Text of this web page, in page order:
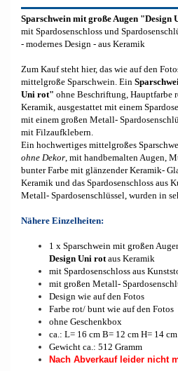
Sparschwein mit große Augen "Design
mit Spardosenschloss und
- modernes Design - aus Keramik
Zum Kauf steht hier, das wie auf den
mittelgroße Sparschwein. Ein
Uni rot" ohne Beschriftung, Hauptfarbe
Keramik, ausgestattet mit einem
mit einem großen Metall-
mit Filzaufklebern.
Ein hochwertiges mittelgroßes
ohne Dekor, mit handbemalten Augen,
bunter Farbe mit glänzender Keramik-
Keramik und das Spardosenschloss aus
Metall- Spardosenschlüssel, wurden in
Nähere Einzelheiten:
1 x Sparschwein mit großen
Design Uni rotaus Keramik
mit Spardosenschloss aus
mit großen Metall-
Design wie auf den Fotos
Farbe rot/ bunt wie auf den Fotos
ohne Geschenkbox
ca.: L= 16 cm B= 12 cm H= 14 cm
Gewicht ca.: 512 Gramm
Nach Abverkauf leider nicht